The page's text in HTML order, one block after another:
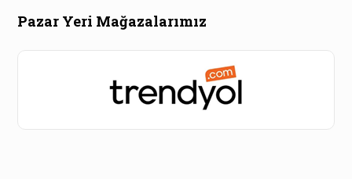
Pazar Yeri Mağazalarımız